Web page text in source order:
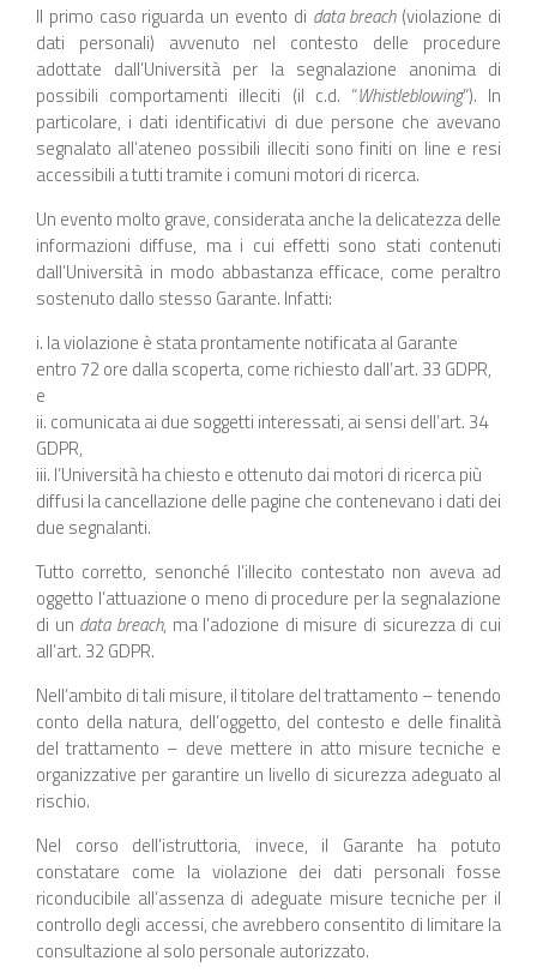
Il primo caso riguarda un evento di data breach(violazione di
dati personali) avvenuto nel contesto delle procedure
adottate dall’Università per la segnalazione anonima di
possibili comportamenti illeciti (il c.d. “Whistleblowing”). In
particolare, i dati identificativi di due persone che avevano
segnalato all’ateneo possibili illeciti sono finiti on line e resi
accessibili a tutti tramite i comuni motori di ricerca.
Un evento molto grave, considerata anche la delicatezza delle
informazioni diffuse, ma i cui effetti sono stati contenuti
dall’Università in modo abbastanza efficace, come peraltro
sostenuto dallo stesso Garante. Infatti:
i. la violazione è stata prontamente notificata al Garante
entro 72 ore dalla scoperta, come richiesto dall’art. 33 GDPR,
e
ii. comunicata ai due soggetti interessati, ai sensi dell’art. 34
GDPR,
iii. l’Università ha chiesto e ottenuto dai motori di ricerca più
diffusi la cancellazione delle pagine che contenevano i dati dei
due segnalanti.
Tutto corretto, senonché l’illecito contestato non aveva ad
oggetto l’attuazione o meno di procedure per la segnalazione
di un data breach, ma l’adozione di misure di sicurezza di cui
all’art. 32 GDPR.
Nell’ambito di tali misure, il titolare del trattamento – tenendo
conto della natura, dell’oggetto, del contesto e delle finalità
del trattamento – deve mettere in atto misure tecniche e
organizzative per garantire un livello di sicurezza adeguato al
rischio.
Nel corso dell’istruttoria, invece, il Garante ha potuto
constatare come la violazione dei dati personali fosse
riconducibile all’assenza di adeguate misure tecniche per il
controllo degli accessi, che avrebbero consentito di limitare la
consultazione al solo personale autorizzato.